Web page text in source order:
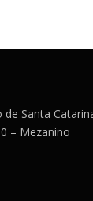
Santa
– Mezanino